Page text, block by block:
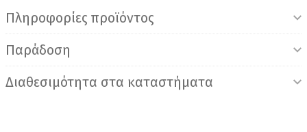
Πληροφορίες προϊόντος
Παράδοση
Διαθεσιμότητα στα καταστήματα